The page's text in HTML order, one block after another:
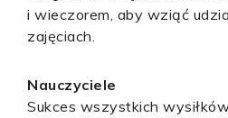
i wieczorem, aby wziąć
zajęciach.
Nauczyciele
Sukces wszystkich